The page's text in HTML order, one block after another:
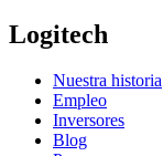
Logitech
Nuestra historia
Empleo
Inversores
Blog